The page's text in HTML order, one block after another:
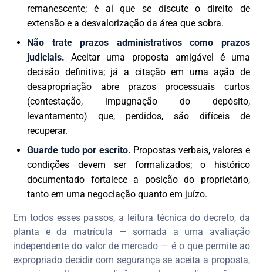
remanescente; é aí que se discute o direito de
extensão e a desvalorização da área que sobra.
Não trate prazos administrativos como prazos
judiciais. Aceitar uma proposta amigável é uma
decisão definitiva; já a citação em uma ação de
desapropriação abre prazos processuais curtos
(contestação, impugnação do depósito,
levantamento) que, perdidos, são difíceis de
recuperar.
Guarde tudo por escrito. Propostas verbais, valores e
condições devem ser formalizados; o histórico
documentado fortalece a posição do proprietário,
tanto em uma negociação quanto em juízo.
Em todos esses passos, a leitura técnica do decreto, da
planta e da matrícula — somada a uma avaliação
independente do valor de mercado — é o que permite ao
expropriado decidir com segurança se aceita a proposta,